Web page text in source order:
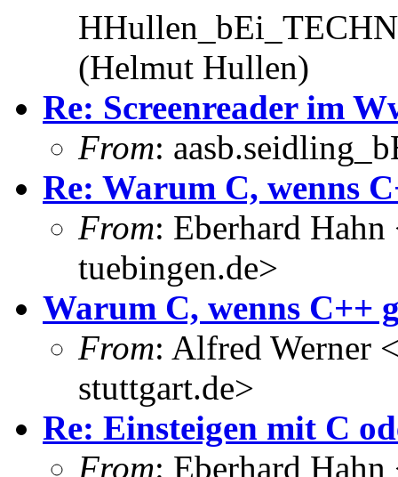
(Helmut Hullen)
Re: Screenreader im
From:
Re: Warum C, wenns
From: Eberhard
tuebingen.de>
Warum C, wenns C++
From: Alfred Werner
stuttgart.de>
Re: Einsteigen mit C
From: Eberhard